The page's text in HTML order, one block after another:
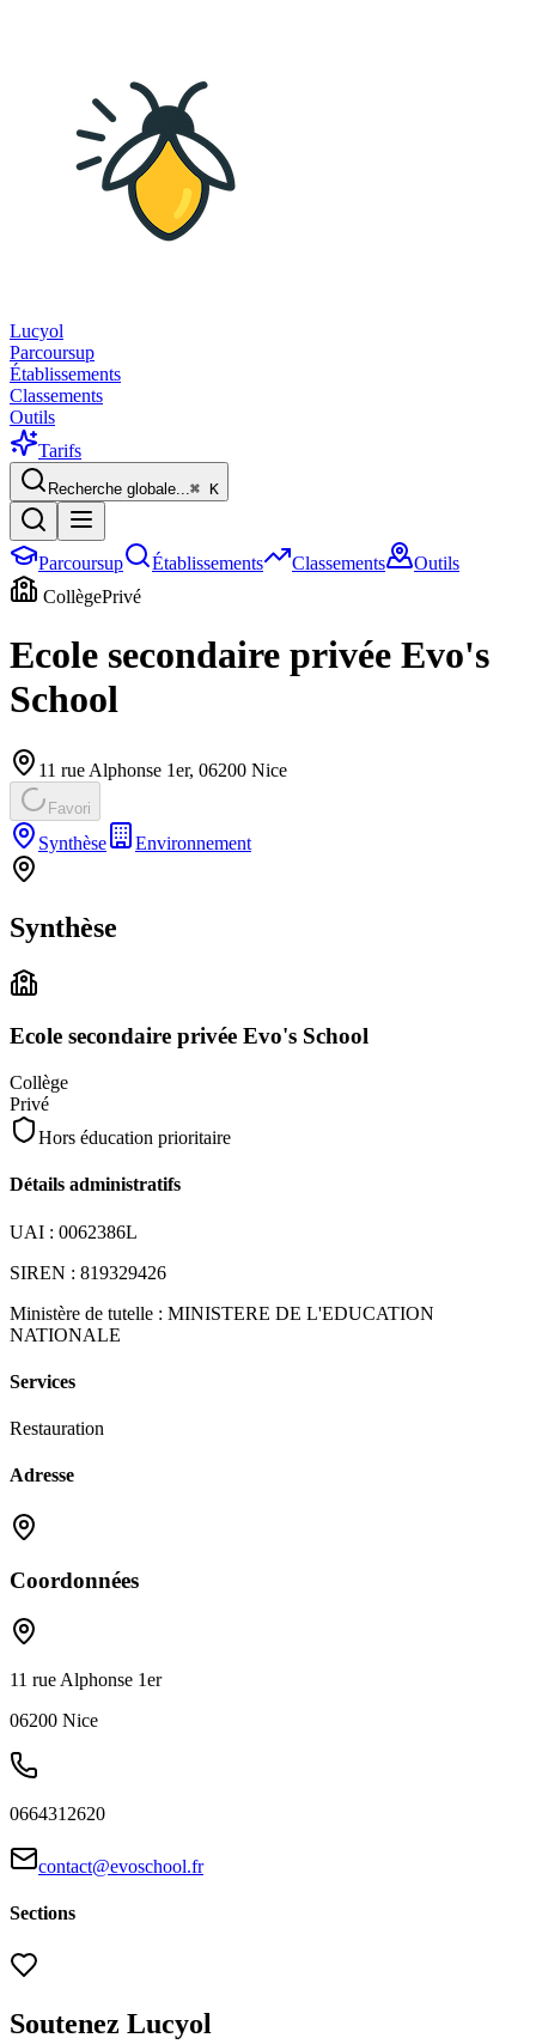
Lucyol
Parcoursup
Établissements
Classements
Outils
Tarifs
Recherche globale...⌘ K
Parcoursup Établissements Classements
Outils
CollègePrivé
Ecole secondaire privée Evo's
School
11 rue Alphonse 1er, 06200 Nice
Favori
Synthèse Environnement
Synthèse
Ecole secondaire privée Evo's School
Collège
Privé
Hors éducation prioritaire
Détails administratifs
UAI : 0062386L
SIREN : 819329426
Ministère de tutelle : MINISTERE DE L'EDUCATION
NATIONALE
Services
Restauration
Adresse
Coordonnées
11 rue Alphonse 1er
06200 Nice
0664312620
contact@evoschool.fr
Sections
Soutenez Lucyol